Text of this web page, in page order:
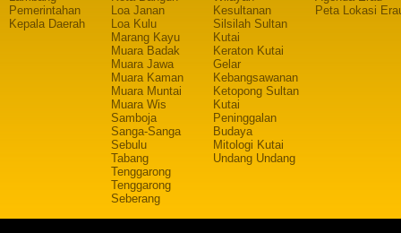
Pemerintahan
Kepala Daerah
Loa Janan
Loa Kulu
Marang Kayu
Muara Badak
Muara Jawa
Muara Kaman
Muara Muntai
Muara Wis
Samboja
Sanga-Sanga
Sebulu
Tabang
Tenggarong
Tenggarong
Seberang
Kesultanan
Silsilah Sultan
Kutai
Keraton Kutai
Gelar
Kebangsawanan
Ketopong Sultan
Kutai
Peninggalan
Budaya
Mitologi Kutai
Undang Undang
Peta Lokasi